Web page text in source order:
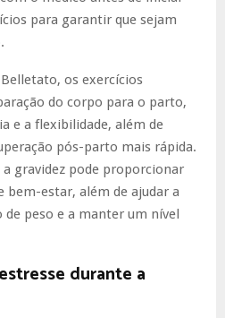
para garantir que sejam
os exercícios
do corpo para o parto,
e a flexibilidade, além de
pós-parto mais rápida.
gravidez pode proporcionar
bem-estar, além de ajudar a
peso e a manter um nível
durante a